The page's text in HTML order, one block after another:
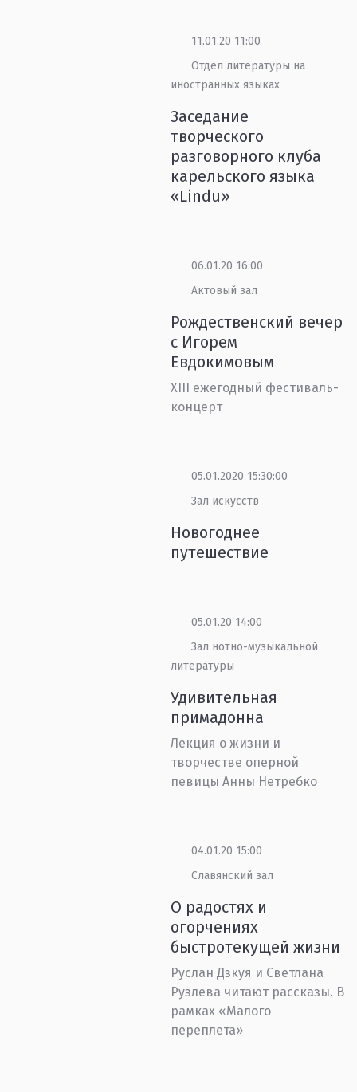
11.01.20 11:00
Отдел литературы на
иностранных языках
Заседание
творческого
разговорного клуба
карельского языка
«Lindu»
06.01.20 16:00
Актовый зал
Рождественский вечер
с Игорем
Евдокимовым
ХIII ежегодный фестиваль-
концерт
05.01.2020 15:30:00
Зал искусств
Новогоднее
путешествие
05.01.20 14:00
Зал нотно-музыкальной
литературы
Удивительная
примадонна
Лекция о жизни и
творчестве оперной
певицы Анны Нетребко
04.01.20 15:00
Славянский зал
О радостях и
огорчениях
быстротекущей жизни
Руслан Дзкуя и Светлана
Рузлева читают рассказы. В
рамках «Малого
переплета»